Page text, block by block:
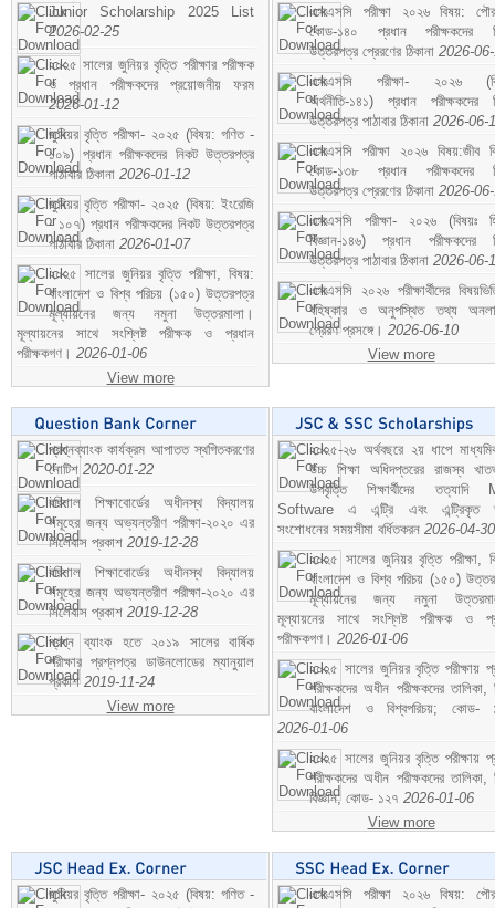
Junior Scholarship 2025 List
2026-02-25
২০২৫ সালের জুনিয়র বৃত্তি পরীক্ষার পরীক্ষক
ও প্রধান পরীক্ষকদের প্রয়োজনীয় ফরম
2026-01-12
জুনিয়র বৃত্তি পরীক্ষা- ২০২৫ (বিষয়: গণিত -
১০৯) প্রধান পরীক্ষকদের নিকট উত্তরপত্র
পাঠাবার ঠিকানা 2026-01-12
জুনিয়র বৃত্তি পরীক্ষা- ২০২৫ (বিষয়: ইংরেজি
- ১০৭) প্রধান পরীক্ষকদের নিকট উত্তরপত্র
পাঠাবার ঠিকানা 2026-01-07
২০২৫ সালের জুনিয়র বৃত্তি পরীক্ষা, বিষয়:
বাংলাদেশ ও বিশ্ব পরিচয় (১৫০) উত্তরপত্র
মূল্যায়নের জন্য নমুনা উত্তরমালা।
মূল্যায়নের সাথে সংশ্লিষ্ট পরীক্ষক ও প্রধান
পরীক্ষকগণ। 2026-01-06
View more
এসএসসি পরীক্ষা ২০২৬ বিষয়:
কোড-১৪০ প্রধান পরীক্ষকদের
উত্তরপত্র প্রেরণের ঠিকানা 2026-
এসএসসি পরীক্ষা- ২০২৬
অর্থনীতি-১৪১) প্রধান পরীক্ষকদের
উত্তরপত্র পাঠাবার ঠিকানা 2026-06-
এসএসসি পরীক্ষা ২০২৬ বিষয়:জীব
কোড-১৩৮ প্রধান পরীক্ষকদের
উত্তরপত্র প্রেরণের ঠিকানা 2026-
এসএসসি পরীক্ষা- ২০২৬ (বিষয়ঃ
বিজ্ঞান-১৪৬) প্রধান পরীক্ষকদের
উত্তরপত্র পাঠাবার ঠিকানা 2026-06-
এসএসসি ২০২৬ পরীক্ষার্থীদের
বহিষ্কার ও অনুপস্থিত তথ্য
প্রেরণ প্রসঙ্গে। 2026-06-10
View more
প্রশ্নব্যাংক কার্যক্রম আপাতত স্থগিতকরণের
নোটিশ 2020-01-22
বরিশাল শিক্ষাবোর্ডের অধীনস্থ বিদ্যালয়
সমূহের জন্য অভ্যন্তরীণ পরীক্ষা-২০২০ এর
সিলেবাস প্রকাশ 2019-12-28
বরিশাল শিক্ষাবোর্ডের অধীনস্থ বিদ্যালয়
সমূহের জন্য অভ্যন্তরীণ পরীক্ষা-২০২০ এর
সিলেবাস প্রকাশ 2019-12-28
প্রশ্ন ব্যাংক হতে ২০১৯ সালের বার্ষিক
পরীক্ষার প্রশ্নপত্র ডাউনলোডের ম্যানুয়াল
প্রকাশ 2019-11-24
View more
২০২৫-২৬ অর্থবছরে ২য় ধাপে
উচ্চ শিক্ষা অধিদপ্তরের রাজস্ব
উপবৃত্তি শিক্ষার্থীদের তত্যাদি
Software এ এন্ট্রি এবং এন্ট্রিকৃত
সংশোধনের সময়সীমা বর্ধিতকরন 2026-04-30
২০২৫ সালের জুনিয়র বৃত্তি পরীক্ষা,
বাংলাদেশ ও বিশ্ব পরিচয় (১৫০)
মূল্যায়নের জন্য নমুনা
মূল্যায়নের সাথে সংশ্লিষ্ট পরীক্ষক ও
পরীক্ষকগণ। 2026-01-06
২০২৫ সালের জুনিয়র বৃত্তি পরীক্ষায়
পরীক্ষকদের অধীন পরীক্ষকদের তালিকা,
বাংলাদেশ ও বিশ্বপরিচয়; কোড-
2026-01-06
২০২৫ সালের জুনিয়র বৃত্তি পরীক্ষায়
পরীক্ষকদের অধীন পরীক্ষকদের তালিকা,
বিজ্ঞান; কোড- ১২৭ 2026-01-06
View more
জুনিয়র বৃত্তি পরীক্ষা- ২০২৫ (বিষয়: গণিত -
এসএসসি পরীক্ষা ২০২৬ বিষয়: